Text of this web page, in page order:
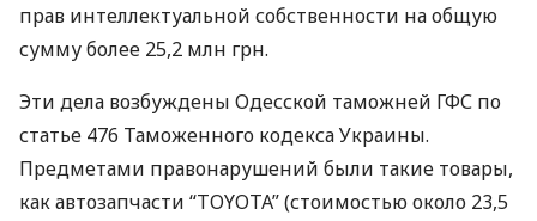
прав интеллектуальной собственности на общую
сумму более 25,2 млн грн.
Эти дела возбуждены Одесской таможней ГФС по
статье 476 Таможенного кодекса Украины.
Предметами правонарушений были такие товары,
как автозапчасти “TOYOTA” (стоимостью около 23,5